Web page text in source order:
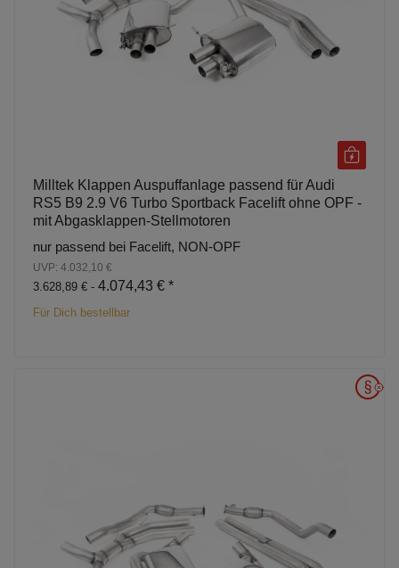
Milltek Klappen Auspuffanlage passend für Audi
RS5 B9 2.9 V6 Turbo Sportback Facelift ohne OPF -
mit Abgasklappen-Stellmotoren
nur passend bei Facelift, NON-OPF
UVP: 4.032,10 €
3.628,89 € - 4.074,43 € *
Für Dich bestellbar